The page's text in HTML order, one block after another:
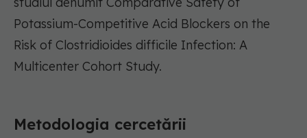
Potassium-Competitive Acid Blockers on the
Risk of Clostridioides difficile Infection: A
Multicenter Cohort Study.
Metodologia cercetării